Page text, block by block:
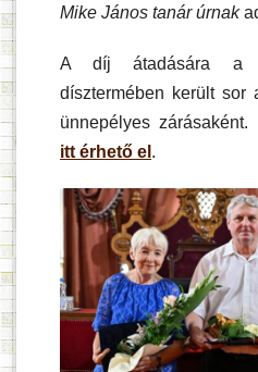
Mike János tanár úrnak
A díj átadására a
dísztermében került sor
ünnepélyes
itt érhető el .